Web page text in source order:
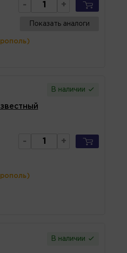
- +
Показать аналоги
В наличии
- +
В наличии